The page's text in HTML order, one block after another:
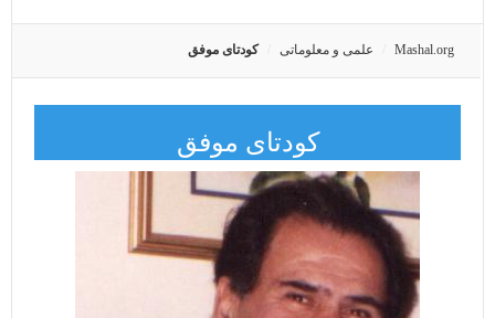
Mashal.org علمی و معلوماتی کودتای موفق
کودتای موفق